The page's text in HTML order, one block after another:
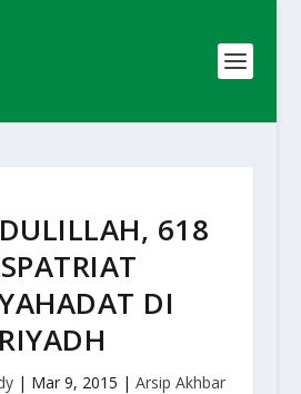
618
DI
RIYADH
| Mar 9, 2015 |Arsip Akhbar